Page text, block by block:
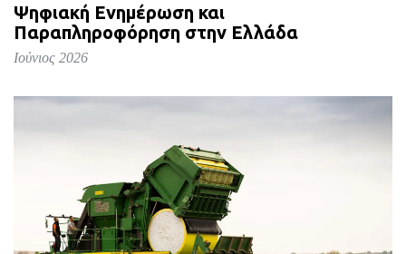
Ψηφιακή Ενημέρωση και
Παραπληροφόρηση στην Ελλάδα
Ιούνιος 2026